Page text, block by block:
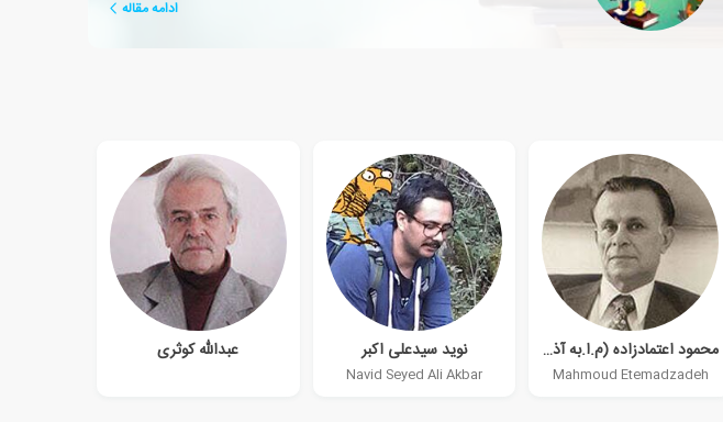
ادامه مقاله
محمود اعتمادزاده (م.ا.به آذین)
Mahmoud Etemadzadeh
نوید سیدعلی اکبر
Navid Seyed Ali Akbar
عبدالله کوثری